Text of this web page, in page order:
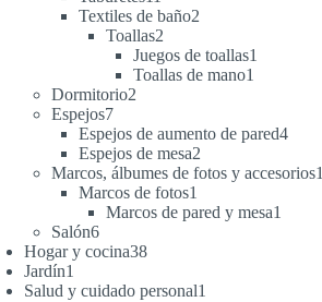
productos
Textiles de baño2
Toallas2
productos
Juegos de toallas1
Toallas de mano1
Dormitorio2
Espejos77
productos
Espejos de aumento de pared44
Espejos de mesa2
productos
Marcos, álbumes de fotos y accesorios1
Marcos de fotos1
producto
Marcos de pared y mesa1
Salón66
productos
Hogar y cocina3838
Jardín1
producto
Salud y cuidado personal1